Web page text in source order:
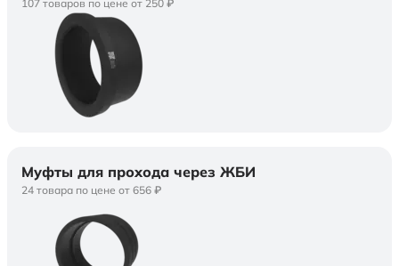
107 товаров по цене от 250 ₽
Муфты для прохода через ЖБИ
24 товара по цене от 656 ₽